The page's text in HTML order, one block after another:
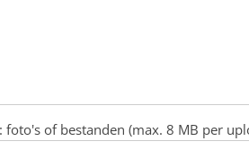
foto's of bestanden (max. 8 MB per